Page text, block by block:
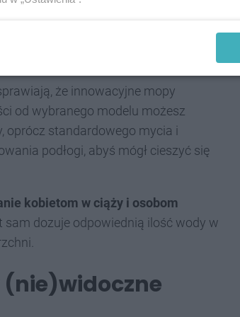
dobrze zwłaszcza właściciele
z uporczywymi plamami może stać
że innowacyjne mopy
od wybranego modelu możesz
oprócz standardowego mycia i
podłogi, abyś mógł cieszyć się
kobietom w ciąży i osobom
sam dozuje odpowiednią ilość wody w
(nie)widoczne